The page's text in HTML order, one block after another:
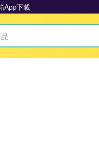
App下載